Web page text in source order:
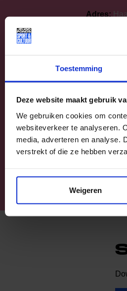
Toestemming
Deze website maakt gebruik
We gebruiken cookies om
websiteverkeer te analyseren.
media, adverteren en analyse.
verstrekt of die ze hebben
Weigeren
Adres:
binnen.
Ben